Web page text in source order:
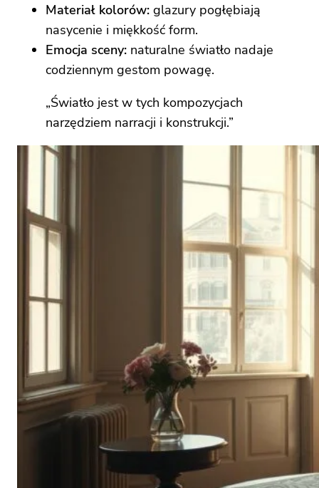
Materiał kolorów: glazury pogłębiają
nasycenie i miękkość form.
Emocja sceny: naturalne światło nadaje
codziennym gestom powagę.
„Światło jest w tych kompozycjach
narzędziem narracji i konstrukcji.”